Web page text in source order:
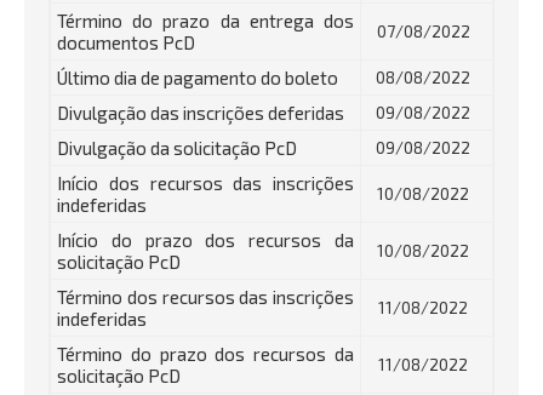
Término do prazo da entrega dos
documentos PcD
07/08/2022
Último dia de pagamento do boleto 08/08/2022
Divulgação das inscrições deferidas 09/08/2022
Divulgação da solicitação PcD 09/08/2022
Início dos recursos das inscrições
indeferidas
10/08/2022
Início do prazo dos recursos da
solicitação PcD
10/08/2022
Término dos recursos das inscrições
indeferidas
11/08/2022
Término do prazo dos recursos da
solicitação PcD
11/08/2022